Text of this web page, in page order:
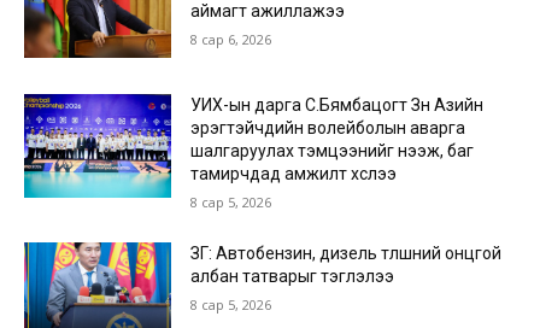
аймагт ажиллажээ
8 сар 6, 2026
УИХ-ын дарга С.Бямбацогт Зүүн Азийн
эрэгтэйчүүдийн волейболын аварга
шалгаруулах тэмцээнийг нээж, баг
тамирчдад амжилт хүслээ
8 сар 5, 2026
ЗГ: Автобензин, дизель түлшний онцгой
албан татварыг тэглэлээ
8 сар 5, 2026